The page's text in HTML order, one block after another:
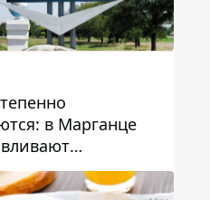
в Марганце